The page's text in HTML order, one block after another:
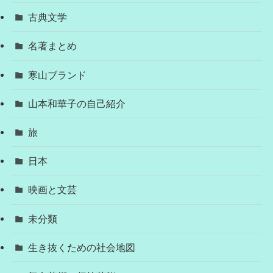
古典文学
名著まとめ
寒山ブランド
山本和華子の自己紹介
旅
日本
映画と文芸
未分類
生き抜くための社会地図